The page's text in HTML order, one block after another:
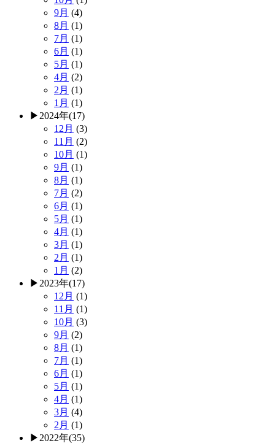
9月 (4)
8月 (1)
7月 (1)
6月 (1)
5月 (1)
4月 (2)
2月 (1)
1月 (1)
▶ 2024年(17)
12月 (3)
11月 (2)
10月 (1)
9月 (1)
8月 (1)
7月 (2)
6月 (1)
5月 (1)
4月 (1)
3月 (1)
2月 (1)
1月 (2)
▶ 2023年(17)
12月 (1)
11月 (1)
10月 (3)
9月 (2)
8月 (1)
7月 (1)
6月 (1)
5月 (1)
4月 (1)
3月 (4)
2月 (1)
▶ 2022年(35)